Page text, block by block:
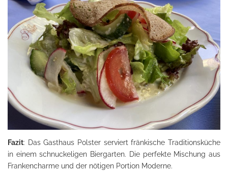
Fazit: Das Gasthaus Polster serviert fränkische Traditionsküche
in einem schnuckeligen Biergarten. Die perfekte Mischung aus
Frankencharme und der nötigen Portion Moderne.